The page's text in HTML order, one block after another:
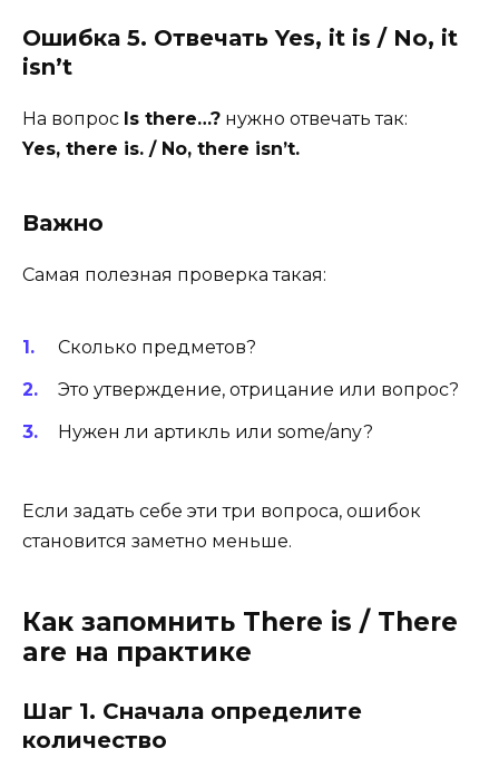
Ошибка 5. Отвечать Yes, it is / No, it
isn’t
На вопрос Is there…? нужно отвечать так:
Yes, there is. / No, there isn’t.
Важно
Самая полезная проверка такая:
Сколько предметов?
Это утверждение, отрицание или вопрос?
Нужен ли артикль или some/any?
Если задать себе эти три вопроса, ошибок
становится заметно меньше.
Как запомнить There is / There
are на практике
Шаг 1. Сначала определите
количество